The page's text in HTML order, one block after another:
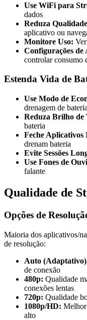
Use WiFi para
dados
Reduza
aplicativo ou
Monitore Uso:
Configurações de
controlar consumo
Estenda Vida de
Use Modo de
drenagem de bateria
Reduza Brilho de
bateria
Feche Aplicativos
drenam bateria
Evite Sessões
Use Fones de
falante
Qualidade de
Opções de
Maioria dos aplicativos/
de resolução:
Auto
de conexão
480p: Qualidade
conexões lentas
720p: Qualidade
1080p/HD: Melhor
alto